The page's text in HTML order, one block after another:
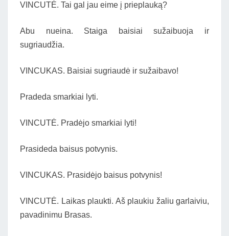
VINCUTĖ. Tai gal jau eime į prieplauką?
Abu nueina. Staiga baisiai sužaibuoja ir
sugriaudžia.
VINCUKAS. Baisiai sugriaudė ir sužaibavo!
Pradeda smarkiai lyti.
VINCUTĖ. Pradėjo smarkiai lyti!
Prasideda baisus potvynis.
VINCUKAS. Prasidėjo baisus potvynis!
VINCUTĖ. Laikas plaukti. Aš plaukiu žaliu garlaiviu,
pavadinimu Brasas.